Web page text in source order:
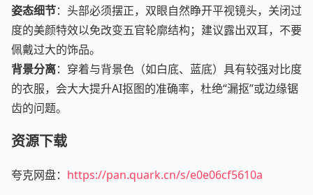
姿态细节：头部必须摆正，双眼自然睁开平视镜头，关闭过
度的美颜特效以免改变五官轮廓结构；建议露出双耳，不要
佩戴过大的饰品。
背景分离：穿着与背景色（如白底、蓝底）具有较强对比度
的衣服，会大大提升AI抠图的准确率，杜绝“漏抠”或边缘锯
齿的问题。
资源下载
夸克网盘： https://pan.quark.cn/s/e0e06cf5610a